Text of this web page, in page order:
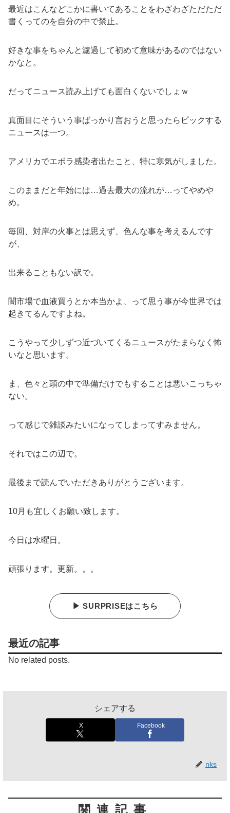
最近はこんなどこかに書いてあることをわざわざただただ
書くってのを自分の中で禁止。
好きな事をちゃんと濾過して初めて意味があるのではない
かなと。
だってニュース読み上げても面白くないでしょｗ
真面目にそういう事ばっかり言おうと思ったらピックする
ニュースは一つ。
アメリカでエボラ感染者出たこと、特に寒気がしました。
このままだと年始には…過去最大の流れが…ってやめや
め。
毎回、対岸の火事とは思えず、色んな事を考えるんです
が、
出来ることもない訳で。
闇市場で血液買うとか本当かよ、って思う事が今世界では
起きてるんですよね。
こうやって少しずつ近づいてくるニュースがたまらなく怖
いなと思います。
ま、色々と頭の中で準備だけでもすることは悪いこっちゃ
ない。
って感じで雑談みたいになってしまってすみません。
それではこの辺で。
最後まで読んでいただきありがとうございます。
10月も宜しくお願い致します。
今日は水曜日。
頑張ります。更新。。。
▶ SURPRISEはこちら
最近の記事
No related posts.
シェアする
X Facebook
nks
関連記事